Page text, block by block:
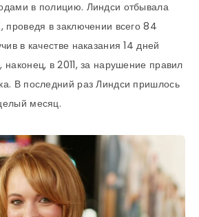
в полицию. Линдси отбывала
проведя в заключении всего 84
в качестве наказания 14 дней
в 2011, за нарушение правил
В последний раз Линдси пришлось
месяц.